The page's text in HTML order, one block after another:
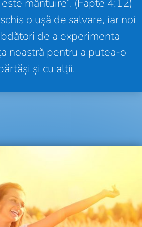
mântuire”. (Fapte 4:12)
o ușă de salvare, iar noi
de a experimenta
noastră pentru a putea-o
și cu alții.